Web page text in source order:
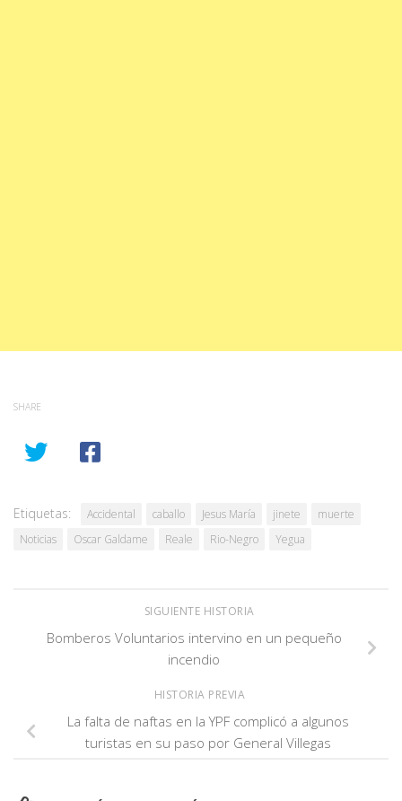
SHARE
Etiquetas: Accidental caballo Jesus María jinete
muerte
Noticias
Oscar Galdame Reale Rio-Negro Yegua
SIGUIENTE HISTORIA
Bomberos Voluntarios intervino en un pequeño
incendio
HISTORIA PREVIA
La falta de naftas en la YPF complicó a algunos
turistas en su paso por General Villegas